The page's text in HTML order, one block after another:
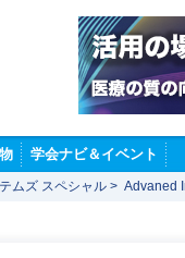
学会ナビ＆イベント
ムズ スペシャル > Advaned